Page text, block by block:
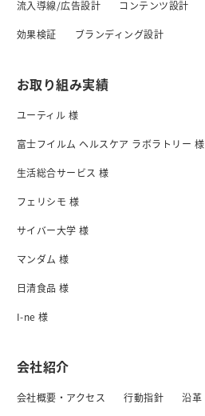
流入導線/広告設計 コンテンツ設計
効果検証 ブランディング設計
お取り組み実績
ユーティル 様
富士フイルム ヘルスケア ラボラトリー 様
生活総合サービス 様
フェリシモ 様
サイバー大学 様
マンダム 様
日清食品 様
I-ne 様
会社紹介
会社概要・アクセス 行動指針 沿革